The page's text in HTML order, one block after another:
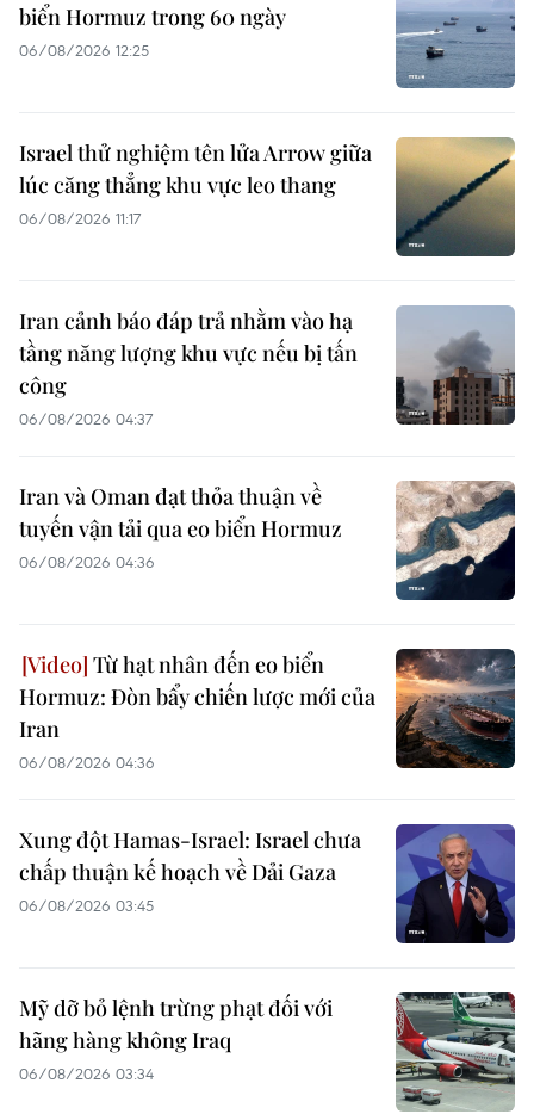
biển Hormuz trong 60 ngày
06/08/2026 12:25
Israel thử nghiệm tên lửa Arrow giữa
lúc căng thẳng khu vực leo thang
06/08/2026 11:17
Iran cảnh báo đáp trả nhằm vào hạ
tầng năng lượng khu vực nếu bị tấn
công
06/08/2026 04:37
Iran và Oman đạt thỏa thuận về
tuyến vận tải qua eo biển Hormuz
06/08/2026 04:36
Từ hạt nhân đến eo biển
Hormuz: Đòn bẩy chiến lược mới của
Iran
06/08/2026 04:36
Xung đột Hamas-Israel: Israel chưa
chấp thuận kế hoạch về Dải Gaza
06/08/2026 03:45
Mỹ dỡ bỏ lệnh trừng phạt đối với
hãng hàng không Iraq
06/08/2026 03:34